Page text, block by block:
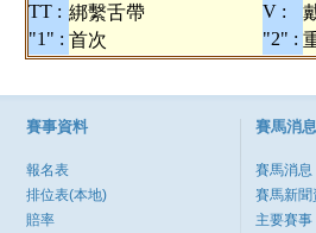
TT : 綁繫舌帶 V :
"1" : 首次 "2" :
賽事資料
報名表
排位表(本地)
賠率
賽馬消
賽馬消息
賽馬新聞
主要賽事